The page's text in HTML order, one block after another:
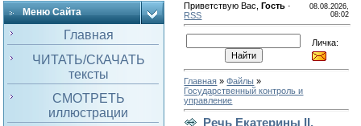
Меню Сайта
Главная
ЧИТАТЬ/СКАЧАТЬ
тексты
СМОТРЕТЬ
иллюстрации
Приветствую Вас ,Гость ·
RSS
08.08.2026,
08:02
Личка:
Главная »Файлы »
Государственный контроль и
управление
Речь Екатерины II,